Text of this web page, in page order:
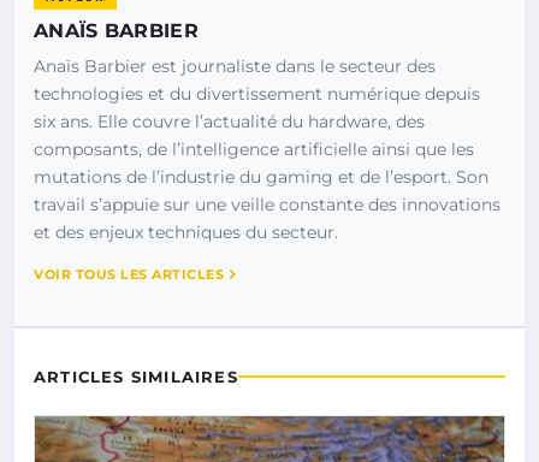
ANAÏS BARBIER
Anaïs Barbier est journaliste dans le secteur des
technologies et du divertissement numérique depuis
six ans. Elle couvre l’actualité du hardware, des
composants, de l’intelligence artificielle ainsi que les
mutations de l’industrie du gaming et de l’esport. Son
travail s’appuie sur une veille constante des innovations
et des enjeux techniques du secteur.
VOIR TOUS LES ARTICLES
ARTICLES SIMILAIRES